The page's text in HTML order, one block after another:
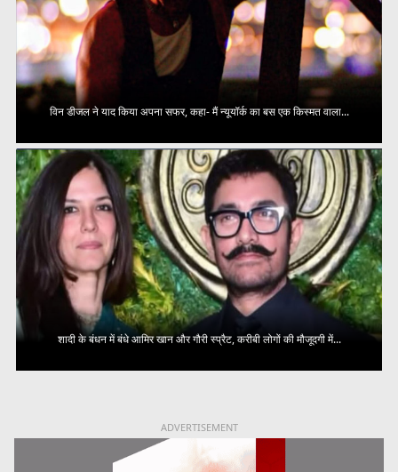
विन डीजल ने याद किया अपना सफर, कहा- मैं न्यूयॉर्क का बस एक किस्मत वाला...
शादी के बंधन में बंधे आमिर खान और गौरी स्प्रैट, करीबी लोगों की मौजूदगी में...
ADVERTISEMENT